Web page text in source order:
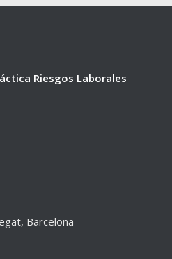
Riesgos Laborales
Barcelona